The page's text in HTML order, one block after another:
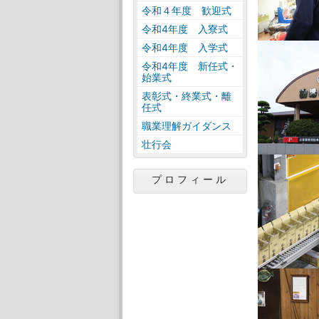
令和４年度 歓迎式
令和4年度 入寮式
令和4年度 入学式
令和4年度 新任式・
始業式
表彰式・終業式・離
任式
職業理解ガイダンス
壮行会
プロフィール